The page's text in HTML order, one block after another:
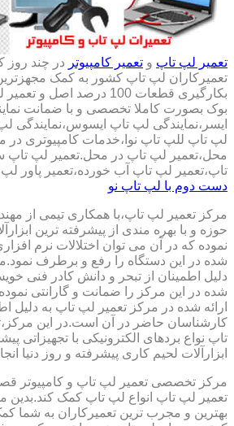
تعمیر لپ تاپ و تعمیر کامپیوتر در چند روز
تعمیرکاران لپ تاپ کشور به کمک
بکارگیری قطعات 100 درصد
بوک بصورت کاملا تخصصی و با ضمانت
ایسر،نمایندگی لپ تاپ ایسوس،نمایندگی
لپ تاپ للپ تاپ نوا،خدمات کامپیوتری در
محل،تعمیر لپ تاپ در محل.تعمیر لپ تاپ
تاپ،تعمیر لپ تاپ آب خورده،تعمیر پاور
دست دوم با لپ تاپ نو
مرکز تعمیر لپ تاپ،با همکاری تیمی از
حوزه و با بهره مندی از پیشرفته ترین
نموده که در آن می توان اختلالات نرم
شده در این دستگاه را رفع و برطرف
دلیل اطمینان از تبحر و دانش کادر فنی
شده در این مرکز را ضمانت و گارانتی
ارائه شده در مرکز تعمیر لپ تاپ به دلیل
کارشناسان حاضر در آن است.در این
تاپ نواع بردهای الکترونیکی با تجهیزاتی
ابزارآلات لحیم کاری پیشرفته و روز دنیا
مرکز تخصصی تعمیر لپ تاپ و کامپیوتر قصد
تعمیر لپ تاپ انواع لپ تاپ کمک کند.بدین
بهترین و مجرب ترین تعمیرکاران به شما